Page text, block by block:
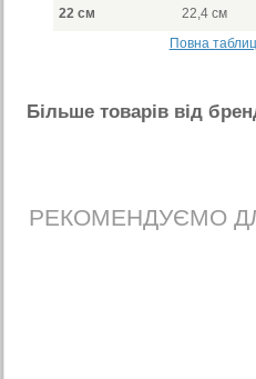
22 см 22,4 см
Повна
Бiльше товарiв вiд
РЕКОМЕНДУЄМО